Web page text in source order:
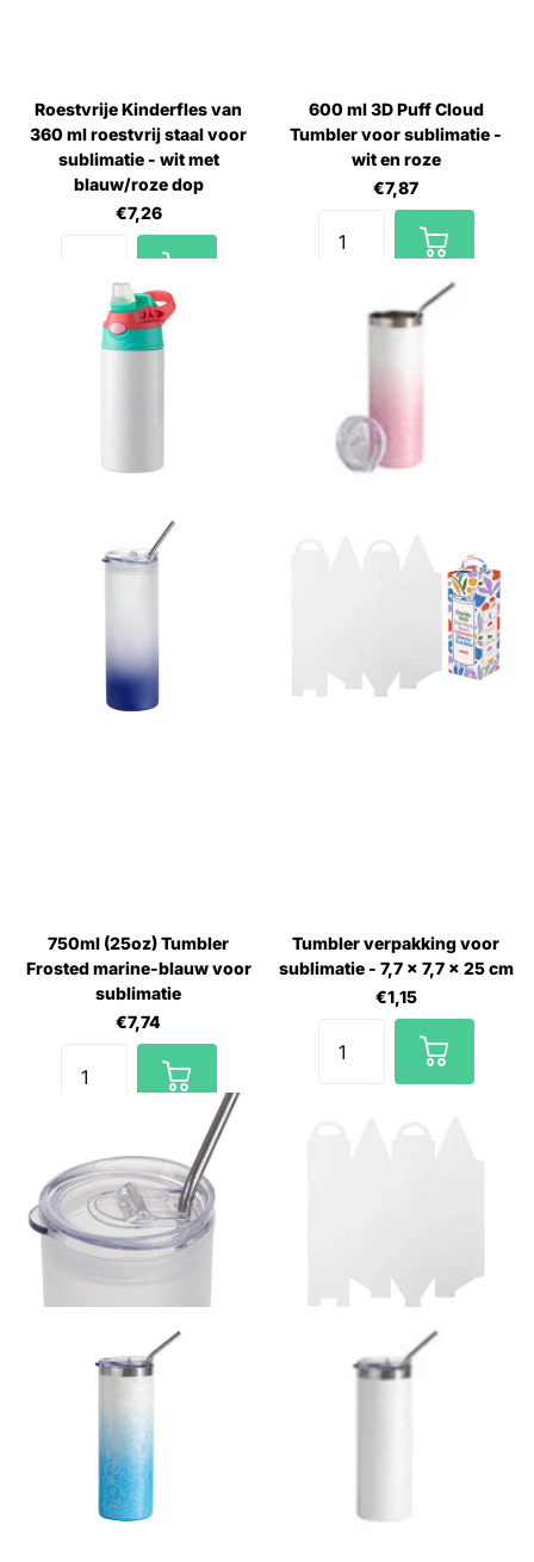
Roestvrije Kinderfles van
360 ml roestvrij staal voor
sublimatie - wit met
blauw/roze dop
€7,26
600 ml 3D Puff Cloud
Tumbler voor sublimatie -
wit en roze
€7,87
750ml (25oz) Tumbler
Frosted marine-blauw voor
sublimatie
€7,74
Tumbler verpakking voor
sublimatie - 7,7 x 7,7 x 25 cm
€1,15